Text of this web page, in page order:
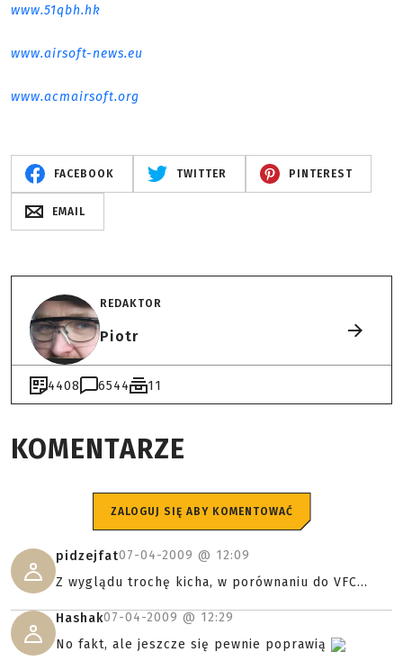
www.51qbh.hk
www.airsoft-news.eu
www.acmairsoft.org
FACEBOOK TWITTER PINTEREST
EMAIL
REDAKTOR
Piotr
4408 6544 11
KOMENTARZE
ZALOGUJ SIĘ ABY KOMENTOWAĆ
pidzejfat07-04-2009 @ 12:09
Z wyglądu trochę kicha, w porównaniu do VFC...
Hashak07-04-2009 @ 12:29
No fakt, ale jeszcze się pewnie poprawią